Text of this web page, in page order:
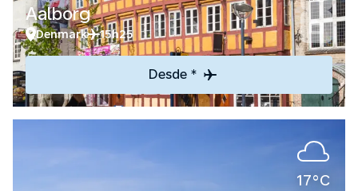
Aalborg
Denmark 15h25
Desde *
17°C